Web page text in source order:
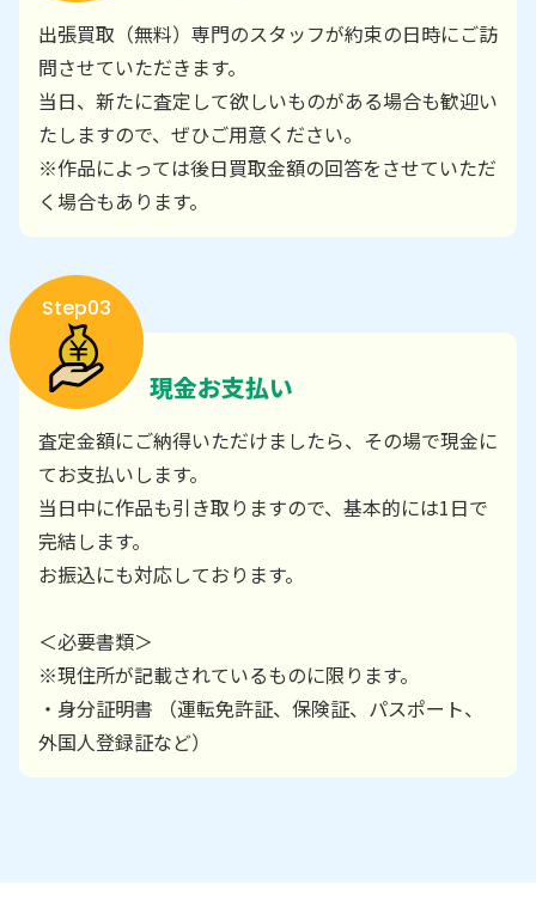
出張買取（無料）専門のスタッフが約束の日時にご訪
問させていただきます。
当日、新たに査定して欲しいものがある場合も歓迎い
たしますので、ぜひご用意ください。
※作品によっては後日買取金額の回答をさせていただ
く場合もあります。
Step03
現金お支払い
査定金額にご納得いただけましたら、その場で現金に
てお支払いします。
当日中に作品も引き取りますので、基本的には1日で
完結します。
お振込にも対応しております。
＜必要書類＞
※現住所が記載されているものに限ります。
・身分証明書 （運転免許証、保険証、パスポート、
外国人登録証など）